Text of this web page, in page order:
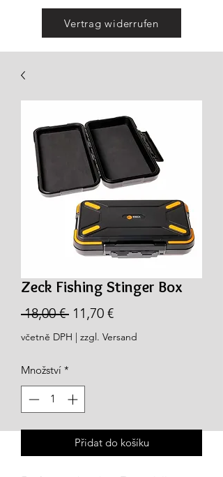
Vertrag widerrufen
Zeck Fishing Stinger Box
18,00 € Běžná
cena
11,70 €Zvýhodněná
cena
včetně DPH | zzgl. Versand
Množství *
Přidat do košíku